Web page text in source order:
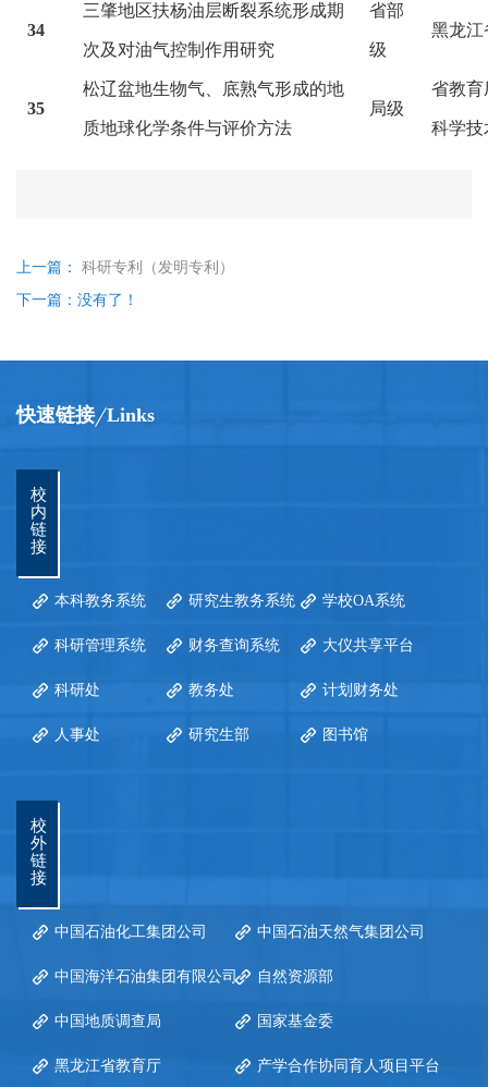
34
三肇地区扶杨油层断裂系统形成期
次及对油气控制作用研究
省部
级
黑龙江
35
松辽盆地生物气、底熟气形成的地
质地球化学条件与评价方法
局级
省教育
科学技
上一篇： 科研专利（发明专利）
下一篇：没有了！
快速链接 Links
校
内
链
接
本科教务系统 研究生教务系统 学校OA系统
科研管理系统 财务查询系统 大仪共享平台
科研处 教务处 计划财务处
人事处 研究生部 图书馆
校
外
链
接
中国石油化工集团公司 中国石油天然气集团公司
中国海洋石油集团有限公司 自然资源部
中国地质调查局 国家基金委
黑龙江省教育厅 产学合作协同育人项目平台